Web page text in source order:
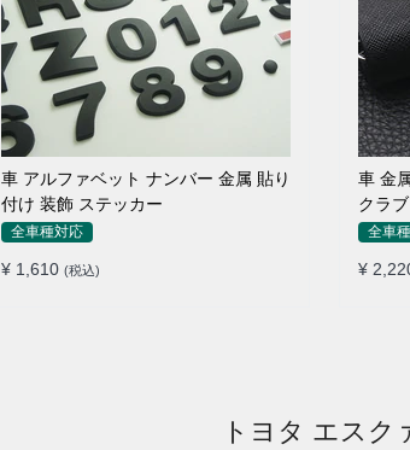
車 アルファベット ナンバー 金属 貼り
付け 装飾 ステッカー
全車種対応
¥ 1,610 (税込)
車 金
クラ
イド
全車
¥
トヨタ エスク